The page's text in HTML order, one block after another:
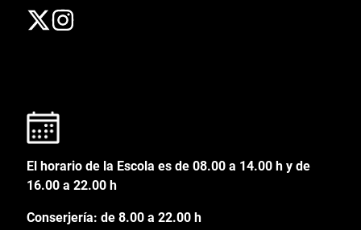
El horario de la Escola es de 08.00 a 14.00 h y de
16.00 a 22.00 h
Conserjería: de 8.00 a 22.00 h